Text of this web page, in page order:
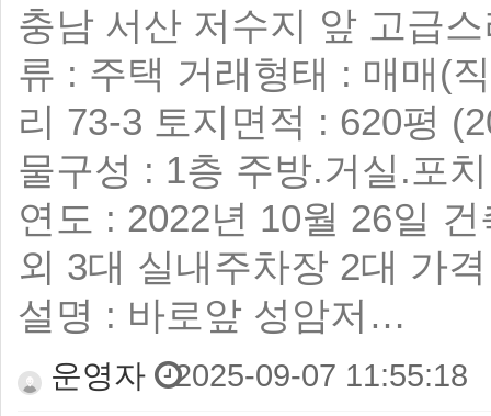
충남 서산 저수지 앞 고급
류 : 주택 거래형태 : 매매(
리 73-3 토지면적 : 620평
물구성 : 1층 주방.거실.포
연도 : 2022년 10월 26일
외 3대 실내주차장 2대 가
설명 : 바로앞 성암저…
운영자 2025-09-07 11:55:18